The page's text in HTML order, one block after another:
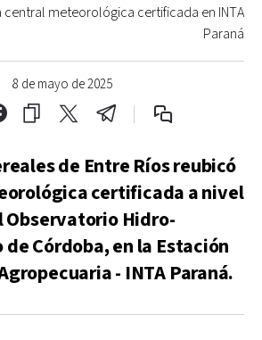
8 de mayo de 2025
central meteorológica certificada en INTA
Paraná
de Entre Ríos reubicó
certificada a nivel
Observatorio Hidro-
Córdoba, en la Estación
- INTA Paraná.